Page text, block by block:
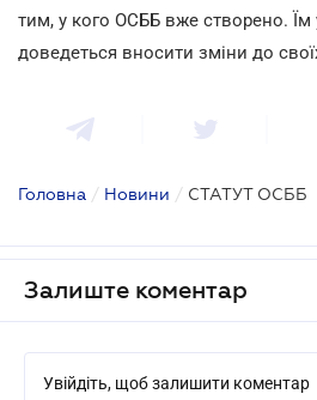
тим, у кого ОСББ вже створено.
доведеться вносити зміни до
Головна / Новини / СТАТУТ ОСББ
Залиште коментар
Увійдіть, щоб залишити коментар